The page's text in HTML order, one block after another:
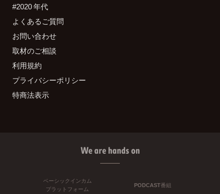
#2020 年代
よくあるご質問
お問い合わせ
取材のご相談
利用規約
プライバシーポリシー
特商法表示
We are hands on
ベーシックインカム
プラットフォーム
PODCAST番組